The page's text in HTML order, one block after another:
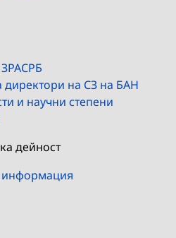
директори на СЗ на БАН
и научни степени
дейност